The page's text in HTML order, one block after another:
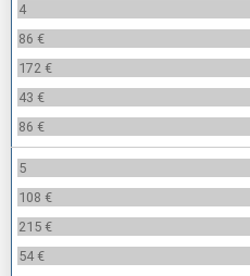
4
86 €
172 €
43 €
86 €
5
108 €
215 €
54 €